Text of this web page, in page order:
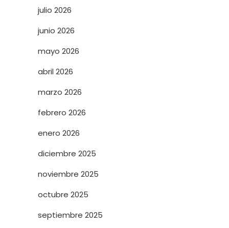
julio 2026
junio 2026
mayo 2026
abril 2026
marzo 2026
febrero 2026
enero 2026
diciembre 2025
noviembre 2025
octubre 2025
septiembre 2025